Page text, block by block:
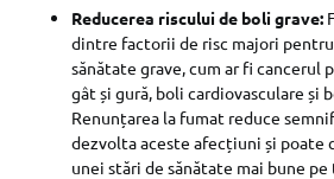
Reducerea riscului de boli grave:
dintre factorii de risc majori
sănătate grave, cum ar fi cancerul
gât și gură, boli cardiovasculare și
Renunțarea la fumat reduce
dezvolta aceste afecțiuni și poate
unei stări de sănătate mai bune pe